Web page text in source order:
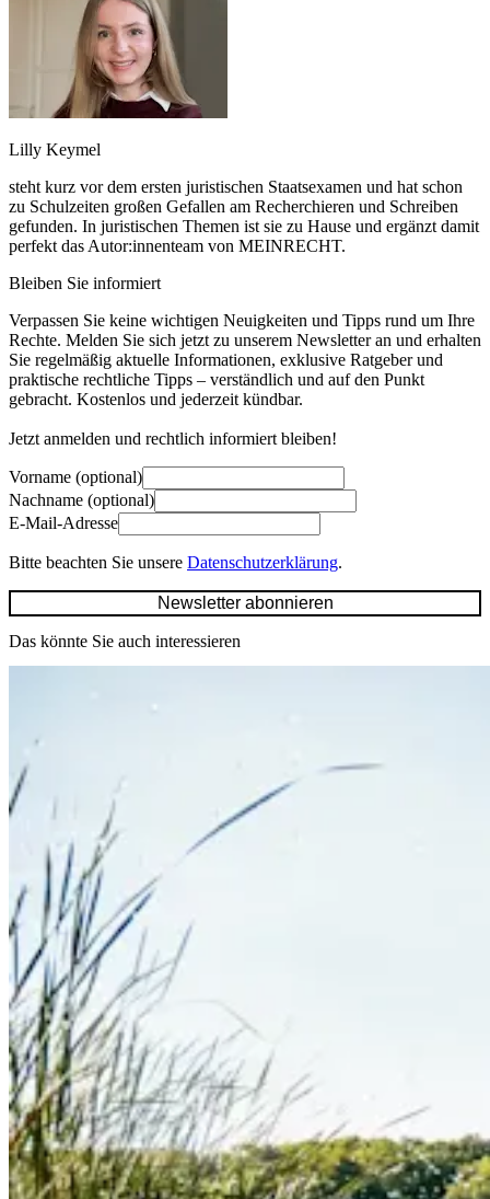
Lilly Keymel
steht kurz vor dem ersten juristischen Staatsexamen und hat schon
zu Schulzeiten großen Gefallen am Recherchieren und Schreiben
gefunden. In juristischen Themen ist sie zu Hause und ergänzt damit
perfekt das Autor:innenteam von MEINRECHT.
Bleiben Sie informiert
Verpassen Sie keine wichtigen Neuigkeiten und Tipps rund um Ihre
Rechte. Melden Sie sich jetzt zu unserem Newsletter an und erhalten
Sie regelmäßig aktuelle Informationen, exklusive Ratgeber und
praktische rechtliche Tipps – verständlich und auf den Punkt
gebracht. Kostenlos und jederzeit kündbar.
Jetzt anmelden und rechtlich informiert bleiben!
Vorname (optional)
Nachname (optional)
E-Mail-Adresse
Bitte beachten Sie unsere Datenschutzerklärung.
Newsletter abonnieren
Das könnte Sie auch interessieren